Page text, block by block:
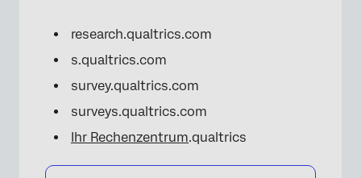
research.qualtrics.com
s.qualtrics.com
survey.qualtrics.com
surveys.qualtrics.com
Ihr Rechenzentrum.qualtrics